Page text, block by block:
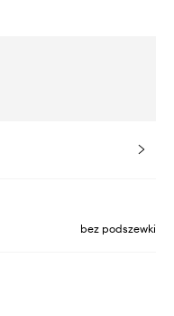
bez podszewki